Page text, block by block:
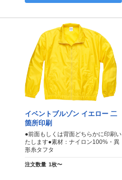
イベントブルゾン イエロー 二
箇所印刷
●前面もしくは背面どちらかに印刷い
たします●素材：ナイロン100%・異
形糸タフタ
注文数量 1枚〜